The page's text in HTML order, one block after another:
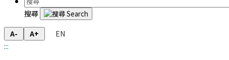
搜尋
A- A+
EN
:::